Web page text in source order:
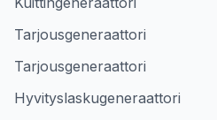
Tarjousgeneraattori
Tarjousgeneraattori
Hyvityslaskugeneraattori